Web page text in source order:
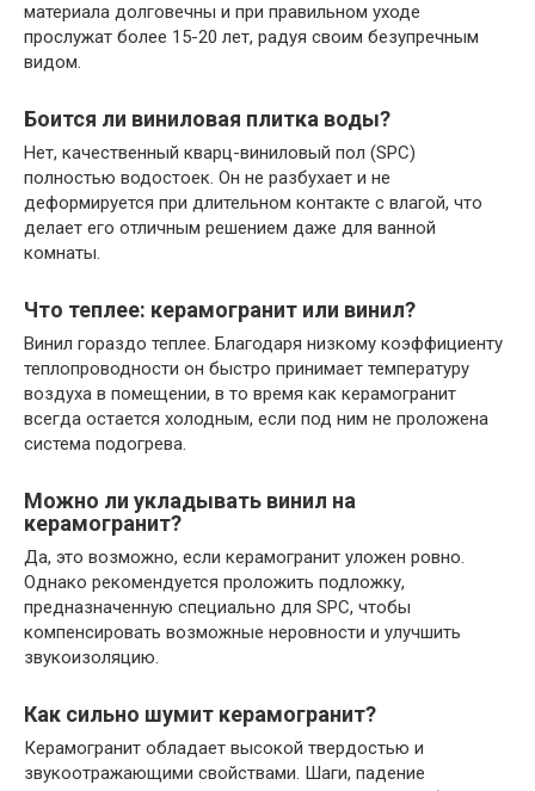
материала долговечны и при правильном уходе
прослужат более 15-20 лет, радуя своим безупречным
видом.
Боится ли виниловая плитка воды?
Нет, качественный кварц-виниловый пол (SPC)
полностью водостоек. Он не разбухает и не
деформируется при длительном контакте с влагой, что
делает его отличным решением даже для ванной
комнаты.
Что теплее: керамогранит или винил?
Винил гораздо теплее. Благодаря низкому коэффициенту
теплопроводности он быстро принимает температуру
воздуха в помещении, в то время как керамогранит
всегда остается холодным, если под ним не проложена
система подогрева.
Можно ли укладывать винил на
керамогранит?
Да, это возможно, если керамогранит уложен ровно.
Однако рекомендуется проложить подложку,
предназначенную специально для SPC, чтобы
компенсировать возможные неровности и улучшить
звукоизоляцию.
Как сильно шумит керамогранит?
Керамогранит обладает высокой твердостью и
звукоотражающими свойствами. Шаги, падение